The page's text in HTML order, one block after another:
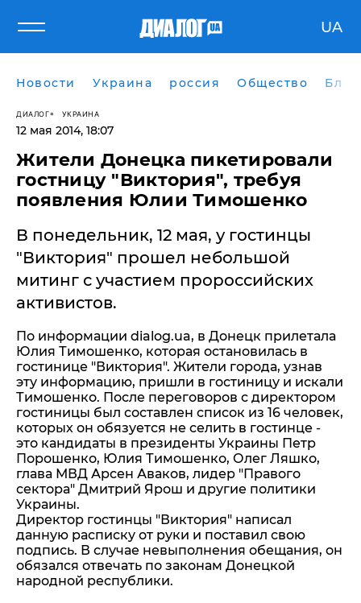
UA
Новости Украина россия Общество
ДИАЛОГ УКРАИНА
12 мая 2014, 18:07
Жители Донецка пикетировали
гостницу "Виктория", требуя
появления Юлии Тимошенко
В понедельник, 12 мая, у гостинцы
"Виктория" прошел небольшой
митинг с участием пророссийских
активистов.
По информации dialog.ua, в Донецк прилетала
Юлия Тимошенко, которая остановилась в
гостинице "Виктория". Жители города, узнав
эту информацию, пришли в гостиницу и искали
Тимошенко. После переговоров с директором
гостиницы был составлен список из 16 человек,
которых он обязуется не селить в гостинце -
это кандидаты в президенты Украины Петр
Порошенко, Юлия Тимошенко, Олег Ляшко,
глава МВД Арсен Аваков, лидер "Правого
сектора" Дмитрий Ярош и другие политики
Украины.
Директор гостинцы "Виктория" написал
данную расписку от руки и поставил свою
подпись. В случае невыполнения обещания, он
обязался отвечать по законам Донецкой
народной республики.